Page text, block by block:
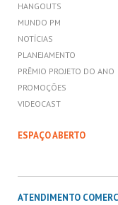
HANGOUTS
MUNDO PM
NOTÍCIAS
PLANEJAMENTO
PRÊMIO PROJETO DO ANO
PROMOÇÕES
VIDEOCAST
ESPAÇO ABERTO
ATENDIMENTO